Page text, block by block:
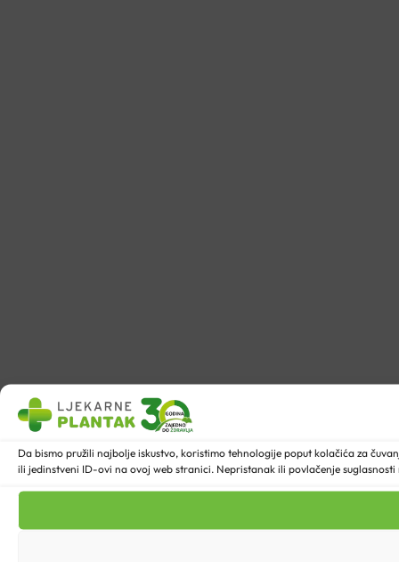
Da bismo pružili najbolje iskustvo, koristimo tehnologije poput kolačića za
ili jedinstveni ID-ovi na ovoj web stranici. Nepristanak ili povlačenje